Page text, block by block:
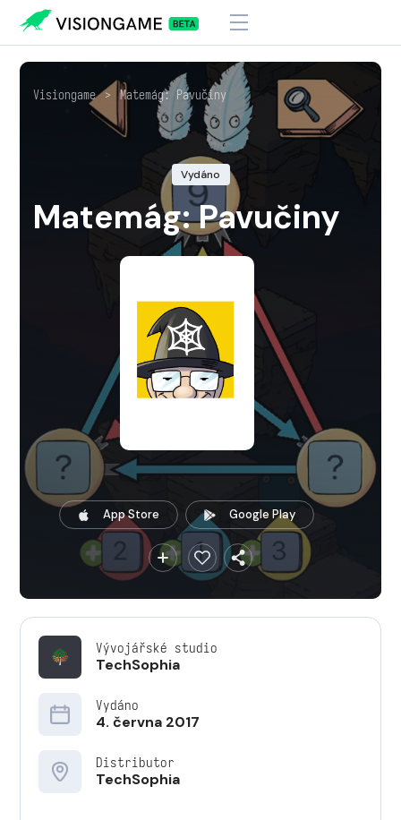
Visiongame > Matemág: Pavučiny
Vydáno
Matemág: Pavučiny
App Store Google Play
Vývojářské studio
TechSophia
Vydáno
4. června 2017
Distributor
TechSophia